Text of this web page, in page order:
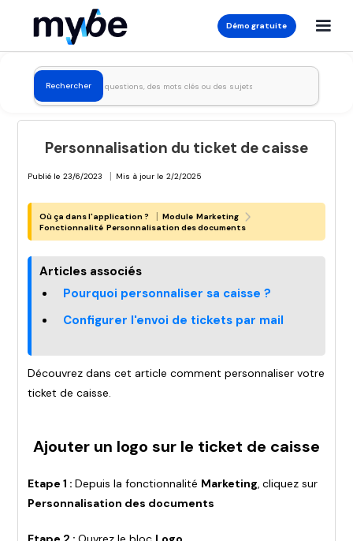
Démo gratuite
Personnalisation du ticket de caisse
Publié le 23/6/2023 | Mis à jour le 2/2/2025
Où ça dans l'application ? | Module Marketing
Fonctionnalité Personnalisation des documents
Articles associés
Pourquoi personnaliser sa caisse ?
Configurer l'envoi de tickets par mail
Découvrez dans cet article comment personnaliser votre
ticket de caisse.
Ajouter un logo sur le ticket de caisse
Etape 1 :Depuis la fonctionnalité Marketing, cliquez sur
Personnalisation des documents